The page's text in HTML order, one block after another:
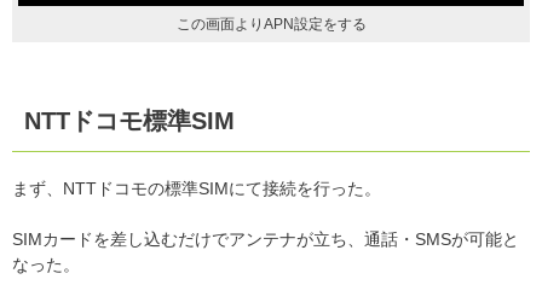
この画面よりAPN設定をする
NTTドコモ標準SIM
まず、NTTドコモの標準SIMにて接続を行った。
SIMカードを差し込むだけでアンテナが立ち、通話・SMSが可能と
なった。